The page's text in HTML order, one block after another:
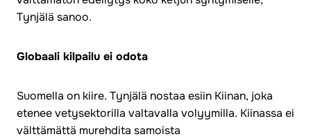
Tynjälä sanoo.
Globaali kilpailu ei odota
Suomella on kiire. Tynjälä nostaa esiin Kiinan, joka
etenee vetysektorilla valtavalla volyymilla. Kiinassa ei
välttämättä murehdita samoista